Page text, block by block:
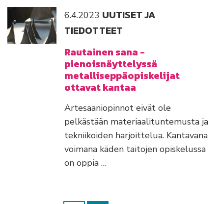
6.4.2023 UUTISET JA
TIEDOTTEET
Rautainen sana -
pienoisnäyttelyssä
metalliseppäopiskelijat
ottavat kantaa
Artesaaniopinnot eivät ole
pelkästään materiaalituntemusta ja
tekniikoiden harjoittelua. Kantavana
voimana käden taitojen opiskelussa
on oppia …